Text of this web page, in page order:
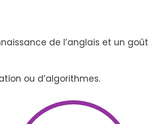
de l’anglais et un goût
ou d’algorithmes.